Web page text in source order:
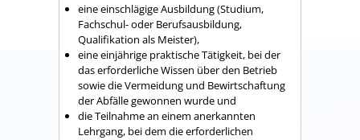
eine einschlägige Ausbildung (Studium,
Fachschul- oder Berufsausbildung,
Qualifikation als Meister),
eine einjährige praktische Tätigkeit, bei der
das erforderliche Wissen über den Betrieb
sowie die Vermeidung und Bewirtschaftung
der Abfälle gewonnen wurde und
die Teilnahme an einem anerkannten
Lehrgang, bei dem die erforderlichen